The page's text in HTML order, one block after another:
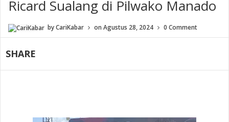
Ricard Sualang di Pilwako Manado
byCariKabar onAgustus 28, 2024 0 Comment
SHARE